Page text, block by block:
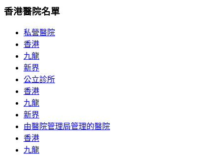
香港醫院名單
私營醫院
香港
九龍
新界
公立診所
香港
九龍
新界
由醫院管理局管理的醫院
香港
九龍